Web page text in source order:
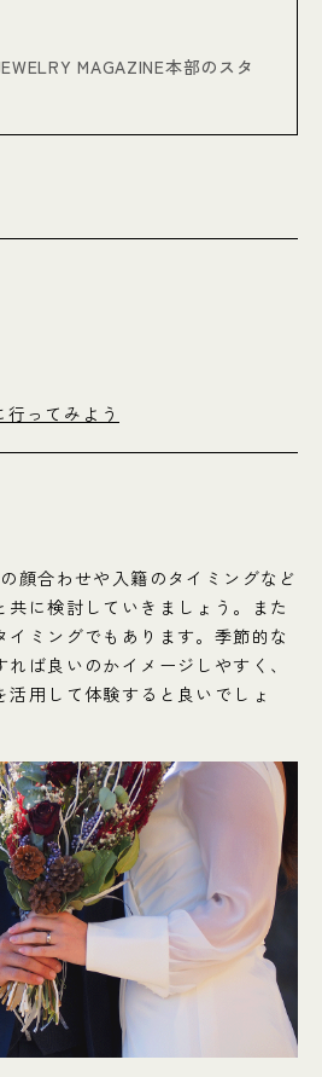
MAGAZINE本部のスタ
ってみよう
顔合わせや入籍のタイミングなど
に検討していきましょう。また
ミングでもあります。季節的な
ば良いのかイメージしやすく、
活用して体験すると良いでしょ